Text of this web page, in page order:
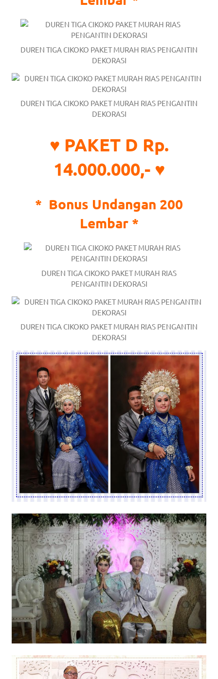
DUREN TIGA CIKOKO PAKET MURAH RIAS PENGANTIN
DEKORASI
DUREN TIGA CIKOKO PAKET MURAH RIAS PENGANTIN
DEKORASI
♥ PAKET D Rp.
14.000.000,- ♥
* Bonus Undangan 200
Lembar *
DUREN TIGA CIKOKO PAKET MURAH RIAS
PENGANTIN DEKORASI
DUREN TIGA CIKOKO PAKET MURAH RIAS PENGANTIN
DEKORASI